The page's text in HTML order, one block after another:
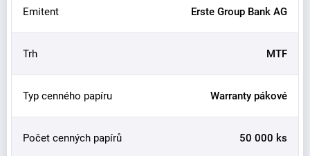
Emitent Erste Group Bank AG
Trh MTF
Typ cenného papíru Warranty pákové
Počet cenných papírů 50 000 ks